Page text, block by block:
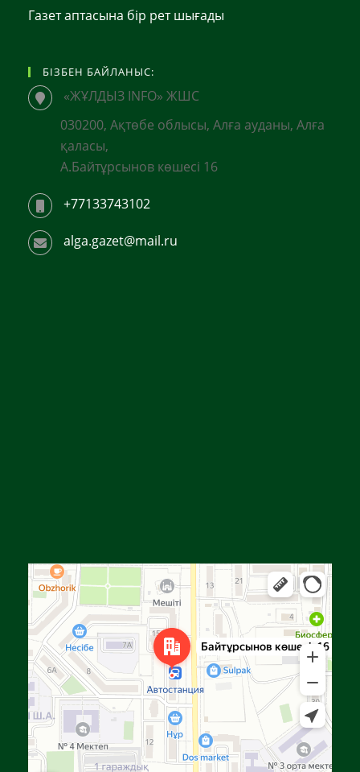
Газет аптасына бір рет шығады
БІЗБЕН БАЙЛАНЫС:
«ЖҰЛДЫЗ INFO» ЖШС
030200, Ақтөбе облысы, Алға ауданы, Алға
қаласы,
А.Байтұрсынов көшесі 16
+77133743102
alga.gazet@mail.ru
Яндекс Карталар — көлік, навигация, орындарды іздеу